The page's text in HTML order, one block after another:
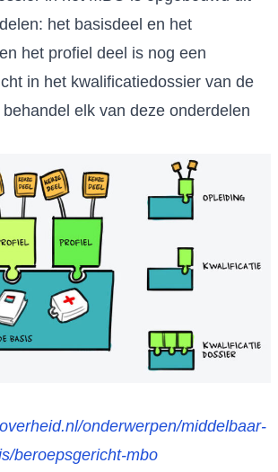
het basisdeel en het
het profiel deel is nog een
in het kwalificatiedossier van de
elk van deze onderdelen
onderwerpen/middelbaar-
beroepsgericht-mbo